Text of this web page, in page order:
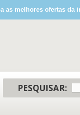
as melhores ofertas da
PESQUISAR: